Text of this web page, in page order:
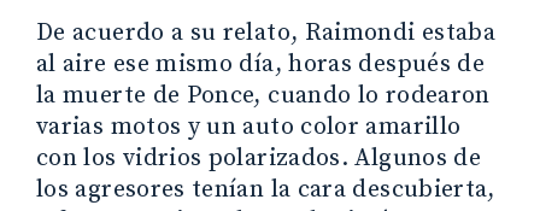
De acuerdo a su relato, Raimondi estaba
al aire ese mismo día, horas después de
la muerte de Ponce, cuando lo rodearon
varias motos y un auto color amarillo
con los vidrios polarizados. Algunos de
los agresores tenían la cara descubierta,